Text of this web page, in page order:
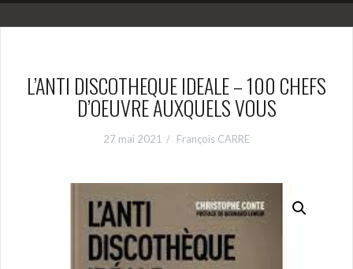
L’ANTI DISCOTHEQUE IDEALE – 100 CHEFS
D’OEUVRE AUXQUELS VOUS
27 mai 2021 François CARRE